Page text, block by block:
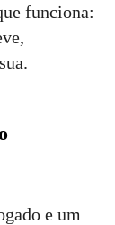
funciona:
e um